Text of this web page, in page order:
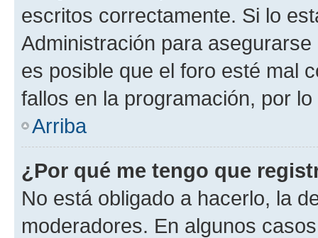
escritos correctamente. Si lo
Administración para
es posible que el foro esté mal
fallos en la programación, por
Arriba
¿Por qué me tengo que
No está obligado a hacerlo, la
moderadores. En algunos